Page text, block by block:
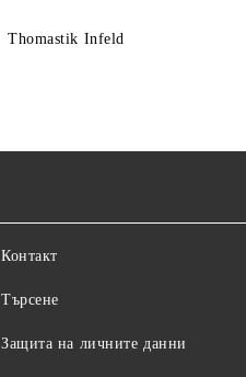
Thomastik Infeld
Контакт
Търсене
Защита на личните данни